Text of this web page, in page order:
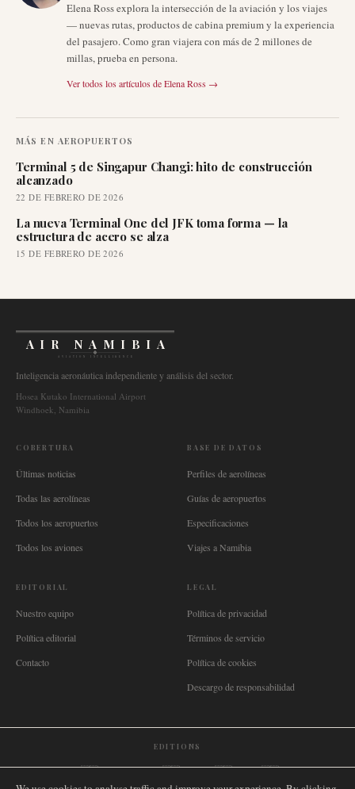
Elena Ross explora la intersección de la aviación y los viajes
— nuevas rutas, productos de cabina premium y la experiencia
del pasajero. Como gran viajera con más de 2 millones de
millas, prueba en persona.
Ver todos los artículos deElena Ross →
MÁS EN AEROPUERTOS
Terminal 5 de Singapur Changi: hito de construcción
alcanzado
22 DE FEBRERO DE 2026
La nueva Terminal One del JFK toma forma — la
estructura de acero se alza
15 DE FEBRERO DE 2026
AIR NAMIBIA
AVIATION INTELLIGENCE
Inteligencia aeronáutica independiente y análisis del sector.
Hosea Kutako International Airport
Windhoek, Namibia
COBERTURA
Últimas noticias
Todas las aerolíneas
Todos los aeropuertos
Todos los aviones
BASE DE DATOS
Perfiles de aerolíneas
Guías de aeropuertos
Especificaciones
Viajes a Namibia
EDITORIAL
Nuestro equipo
Política editorial
Contacto
LEGAL
Política de privacidad
Términos de servicio
Política de cookies
Descargo de responsabilidad
EDITIONS
🌐 International🇬🇧 United Kingdom🇦🇺 Australia🇨🇦 Canada🇳🇿 New Zealand